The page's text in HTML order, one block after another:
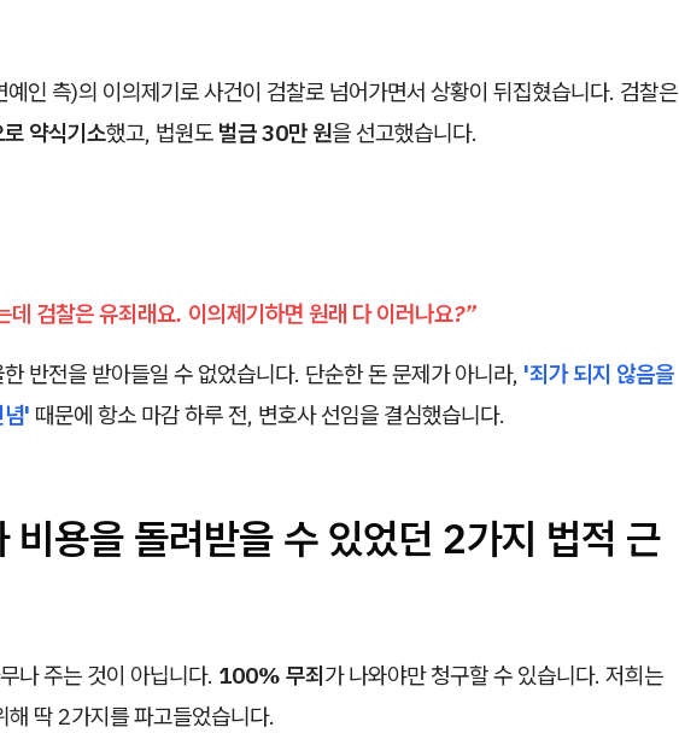
인 측)의 이의제기로 사건이 검찰로 넘어가면서 상황이 뒤집혔습니다. 검찰은
약식기소했고, 법원도 벌금 30만 원을 선고했습니다.
데 검찰은 유죄래요. 이의제기하면 원래 다 이러나요?”
반전을 받아들일 수 없었습니다. 단순한 돈 문제가 아니라, '죄가 되지 않음을
념' 때문에 항소 마감 하루 전, 변호사 선임을 결심했습니다.
비용을 돌려받을 수 있었던 2가지 법적 근
나 주는 것이 아닙니다. 100% 무죄가 나와야만 청구할 수 있습니다. 저희는
해 딱 2가지를 파고들었습니다.